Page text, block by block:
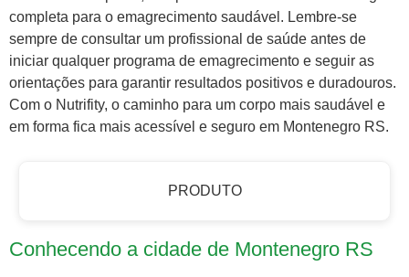
completa para o emagrecimento saudável. Lembre-se
sempre de consultar um profissional de saúde antes de
iniciar qualquer programa de emagrecimento e seguir as
orientações para garantir resultados positivos e duradouros.
Com o Nutrifity, o caminho para um corpo mais saudável e
em forma fica mais acessível e seguro em Montenegro RS.
PRODUTO
Conhecendo a cidade de Montenegro RS